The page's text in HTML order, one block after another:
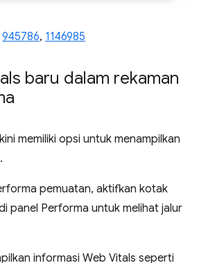
945786, 1146985
baru dalam rekaman
memiliki opsi untuk menampilkan
pemuatan, aktifkan kotak
panel Performa untuk melihat jalur
informasi Web Vitals seperti